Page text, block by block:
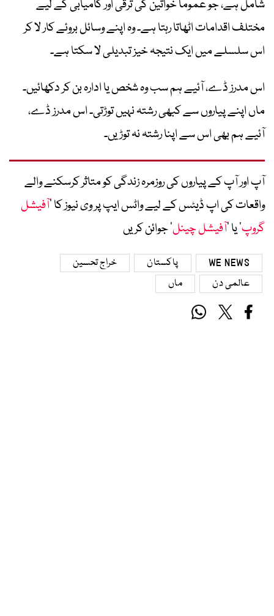
شامل ہے، جو عموماً خواتین کی ترقی اور کامیابی کے لیے
مختلف اقدامات اٹھاتا رہتا ہے۔ وہ اپنے وسائل بروئے کار لا کر
اس سلسلے میں ایک نتیجہ خیز تبدیلی لا سکتا ہے۔
اس مدرز ڈے، آئیے ہم سب وہ شخص یا ادارہ بن کر دکھائیں۔
ماں اپنے پیاروں سے کبھی رشتہ نہیں توڑتی۔ اس مدرز ڈے،
آئیے ہم بھی اس سے اپنا رشتہ نہ توڑیں۔
آپ اور آپ کے پیاروں کی روزمرہ زندگی کو متاثر کرسکنے والے
واقعات کی اپ ڈیٹس کے لیے واٹس ایپ پر وی نیوز کا ’آفیشل
گروپ‘ یا ’آفیشل چینل‘ جوائن کریں
WE NEWS پاکستان
خراج تحسین
عالمی دن
ماں